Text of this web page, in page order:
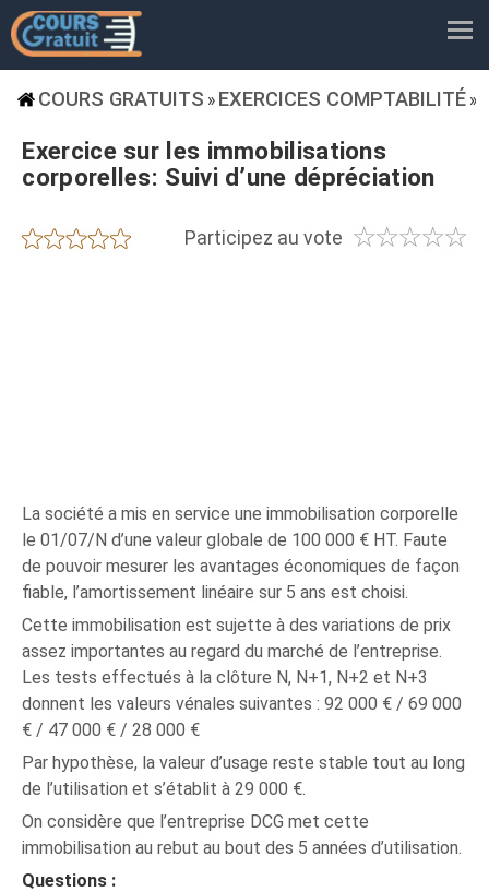
COURS GRATUITS » EXERCICES COMPTABILITÉ »
Exercice sur les immobilisations
corporelles: Suivi d’une dépréciation
Participez au vote ☆☆☆☆☆
★★★★★
La société a mis en service une immobilisation corporelle
le 01/07/N d’une valeur globale de 100 000 € HT. Faute
de pouvoir mesurer les avantages économiques de façon
fiable, l’amortissement linéaire sur 5 ans est choisi.
Cette immobilisation est sujette à des variations de prix
assez importantes au regard du marché de l’entreprise.
Les tests effectués à la clôture N, N+1, N+2 et N+3
donnent les valeurs vénales suivantes : 92 000 € / 69 000
€ / 47 000 € / 28 000 €
Par hypothèse, la valeur d’usage reste stable tout au long
de l’utilisation et s’établit à 29 000 €.
On considère que l’entreprise DCG met cette
immobilisation au rebut au bout des 5 années d’utilisation.
Questions :